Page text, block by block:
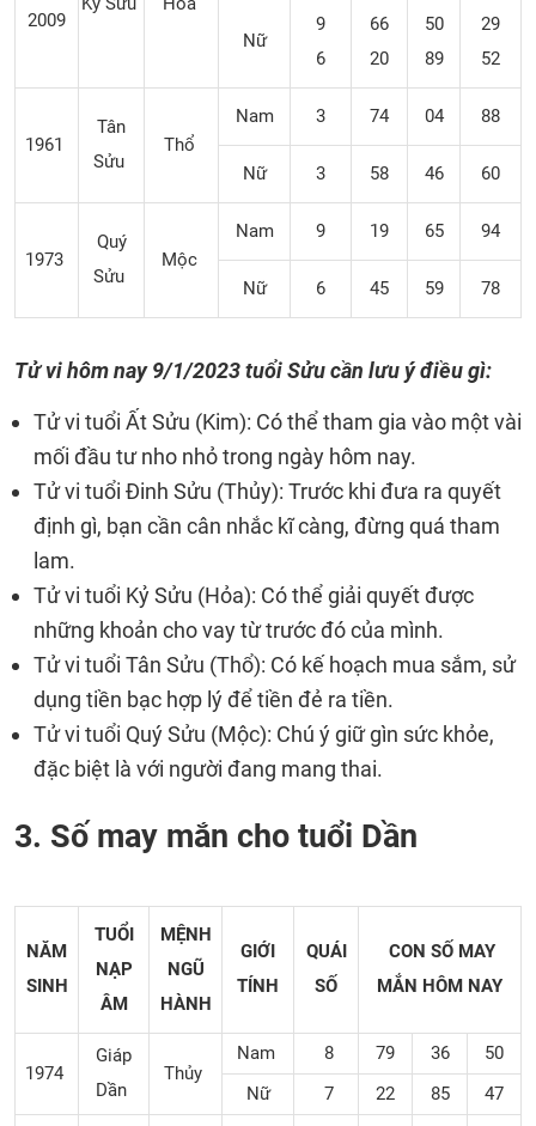
2009
Nữ
9
6
66
20
50
89
29
52
1961
Tân
Sửu
Thổ
Nam 3 74 04 88
Nữ 3 58 46 60
1973
Quý
Sửu
Mộc
Nam 9 19 65 94
Nữ 6 45 59 78
Tử vi hôm nay9/1/2023 tuổi Sửu cần lưu ý điều gì:
Tử vi tuổi Ất Sửu (Kim): Có thể tham gia vào một vài
mối đầu tư nho nhỏ trong ngày hôm nay.
Tử vi tuổi Đinh Sửu (Thủy): Trước khi đưa ra quyết
định gì, bạn cần cân nhắc kĩ càng, đừng quá tham
lam.
Tử vi tuổi Kỷ Sửu (Hỏa): Có thể giải quyết được
những khoản cho vay từ trước đó của mình.
Tử vi tuổi Tân Sửu (Thổ): Có kế hoạch mua sắm, sử
dụng tiền bạc hợp lý để tiền đẻ ra tiền.
Tử vi tuổi Quý Sửu (Mộc): Chú ý giữ gìn sức khỏe,
đặc biệt là với người đang mang thai.
3. Số may mắn cho tuổi Dần
NĂM
SINH
TUỔI
NẠP
ÂM
MỆNH
NGŨ
HÀNH
GIỚI
TÍNH
QUÁI
SỐ
CON SỐ MAY
MẮN HÔM NAY
1974
Giáp
Dần
Thủy
Nam 8 79 36
50
Nữ
7 22 85 47